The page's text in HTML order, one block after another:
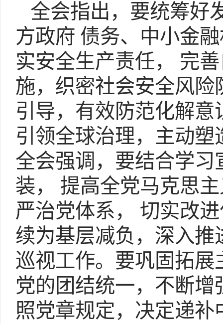
全会指出，要统筹好
方政府 债务、中小金
实安全生产责任， 完
施，织密社会安全风
引导，有效防范化解
引领全球治理，主动
全会强调，要结合学
装， 提高全党马克思
严治党体系， 切实改
续为基层减负，深入
巡视工作。要巩固拓
党的团结统一，不断
照党章规定，决定递